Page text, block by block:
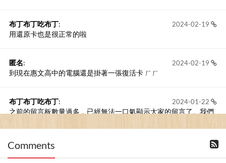
2024-02-19
布丁布丁吃布丁:
用還原卡也是很正常的啦
2024-02-19
匿名:
到現在惠文高中的電腦還是掛著一張復活卡 ㄏㄏ
2024-01-22
布丁布丁吃布丁:
之前的留言板數量過多，已經無法一口氣顯示大家的留言了。我們
Comments